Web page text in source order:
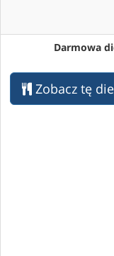
Darmowa
Zobacz tę